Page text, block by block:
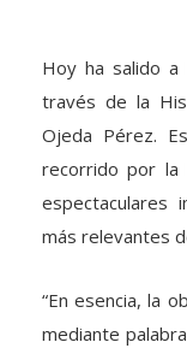
Hoy ha salido a
través de la
Ojeda Pérez.
recorrido por la
espectaculares
más relevantes
“En esencia, la
mediante